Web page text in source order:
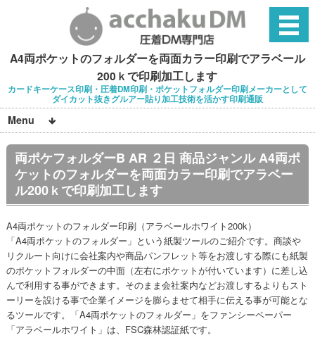
A4両ポケットのフォルダーを両面カラー印刷でアラベール
200ｋで印刷加工します
カードキーケース印刷・圧着DM印刷・ポケットフォルダー印刷メーカーとして
ダイカット抜きグルアー貼り加工技術を活かす印刷通販
Menu
両ポケフォルダーB AR ２日 商品ジャンル A4両ポ
ケットのフォルダーを両面カラー印刷でアラベー
ル200ｋで印刷加工します
A4両ポケットのフォルダー印刷（アラベールホワイト200k）
「A4両ポケットのフォルダー」という紙製ツールのご紹介です。商談や
リクルート向けに会社案内や商品パンフレット等をお渡しする際にも紙製
のポケットフォルダーの中面（左右にポケットが付いています）に差し込
んで利用する事ができます。そのまま会社案内などお渡しするよりもスト
ーリーを設ける事で企業イメージを膨らませて相手に伝える事が可能とな
るツールです。「A4両ポケットのフォルダー」をファンシーペーパー
「アラベールホワイト」は、FSC森林認証紙です。